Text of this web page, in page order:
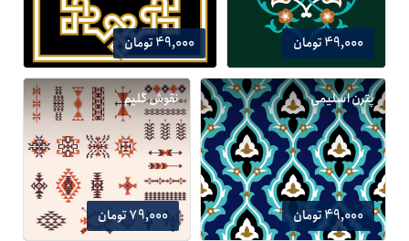
49,000 تومان 49,000 تومان
پترن اسلیمی
49,000 تومان
نقوش گلیم
79,000 تومان